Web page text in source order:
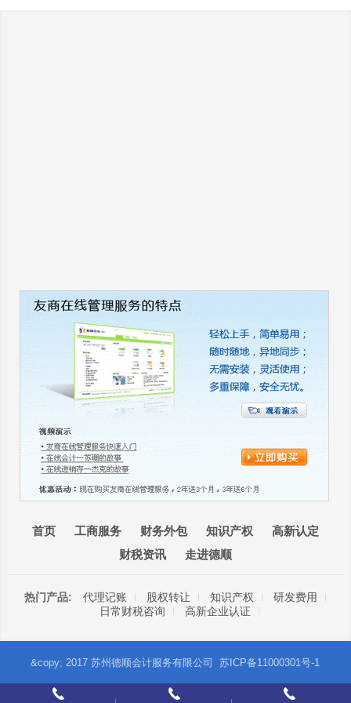
首页 工商服务 财务外包 知识产权
高新认定
财税资讯
走进德顺
热门产品: 代理记账 股权转让 知识产权
研发费用
日常财税咨询
高新企业认证
&copy; 2017 苏州德顺会计服务有限公司苏ICP备11000301号-1